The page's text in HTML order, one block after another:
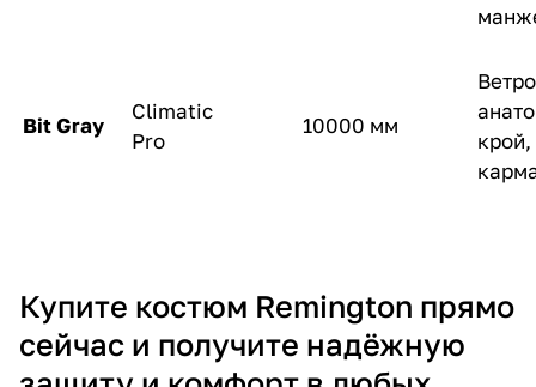
Bit Gray
Climatic
Pro
10000 мм
крой,
Купите костюм Remington прямо
сейчас и получите надёжную